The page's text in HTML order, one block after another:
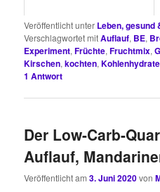
Veröffentlicht unter Leben, gesund
Verschlagwortet mitAuflauf, BE,
Experiment,Früchte,Fruchtmix,
Kirschen,kochten,Kohlenhydrate
1 Antwort
Der Low-Carb-
Auflauf,
Veröffentlicht am3. Juni 2020von